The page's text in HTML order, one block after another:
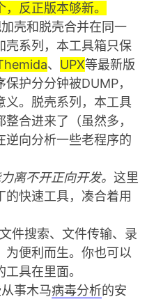
反正版本够新。
壳和脱壳合并在同一
壳系列，本工具箱只保
、 UPX等最新版
护分分钟被DUMP，
义。脱壳系列，本工具
合进来了（虽然多，
逆向分析一些老程序的
离不开正向开发。 这里
快速工具，凑合着用
件搜索、文件传输、录
为便利而生。你也可以
具在里面。
事木马病毒分析的安